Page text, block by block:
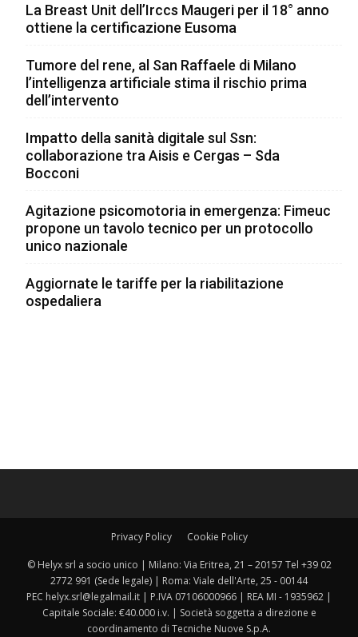
La Breast Unit dell’Irccs Maugeri per il 18° anno
ottiene la certificazione Eusoma
Tumore del rene, al San Raffaele di Milano
l’intelligenza artificiale stima il rischio prima
dell’intervento
Impatto della sanità digitale sul Ssn:
collaborazione tra Aisis e Cergas – Sda
Bocconi
Agitazione psicomotoria in emergenza: Fimeuc
propone un tavolo tecnico per un protocollo
unico nazionale
Aggiornate le tariffe per la riabilitazione
ospedaliera
Privacy Policy Cookie Policy
© Helyx srl a socio unico | Milano: Via Eritrea, 21 – 20157 Tel +39 02
2772 991 (Sede legale) | Roma: Viale dell'Arte, 25 - 00144
PEC helyx.srl@legalmail.it | P.IVA 07106000966 | REA MI - 1935962 |
Capitale Sociale: €40.000 i.v. | Società soggetta a direzione e
coordinamento di Tecniche Nuove S.p.A.